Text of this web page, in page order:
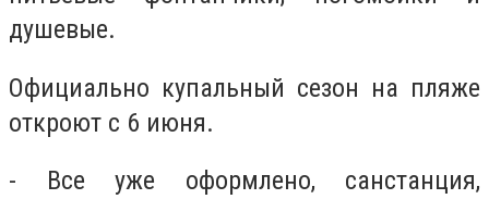
душевые.
Официально купальный сезон на пляже
откроют с 6 июня.
- Все уже оформлено, санстанция,